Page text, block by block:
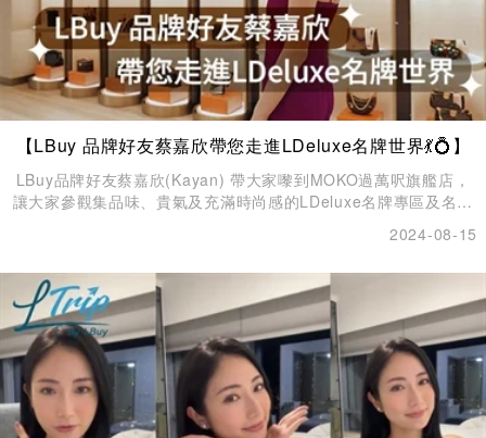
【LBuy 品牌好友蔡嘉欣帶您走進LDeluxe名牌世界💃💍】
LBuy品牌好友蔡嘉欣(Kayan) 帶大家嚟到MOKO過萬呎旗艦店，
讓大家參觀集品味、貴氣及充滿時尚感的LDeluxe名牌專區及名錶
貨商標認證，只售賣全新貨品、正版正貨。LBuy x LDeluxe位於
CHANEL、 Louis Vuitton、Dior、Goyard、Celine、Gucci、
Prada、Chloe等各大品牌，集合過千款名牌手袋、腕錶、服飾
等。各款最新、最齊款齊色的夢幻手袋與飾品都應有盡有，等您選
購！
2024-08-15